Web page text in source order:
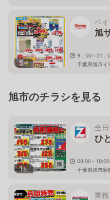
5枚
ベ
旭
9：00～21：
千葉県旭市イ
旭市のチラシを見る
1枚
全
ひ
09:00～19:00
千葉県旭市新
業